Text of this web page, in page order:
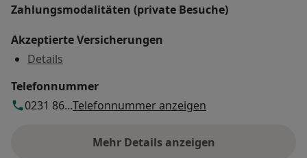
Zahlungsmodalitäten (private Besuche)
Akzeptierte Versicherungen
Details
Telefonnummer
0231 86...Telefonnummer anzeigen
Mehr Details anzeigen
über die Adresse